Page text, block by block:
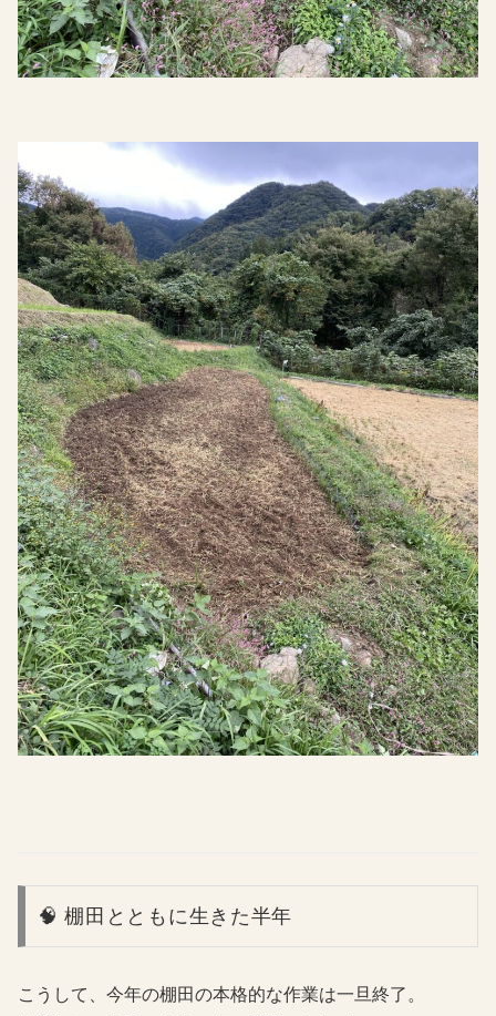
🧠 棚田とともに生きた半年
こうして、今年の棚田の本格的な作業は一旦終了。